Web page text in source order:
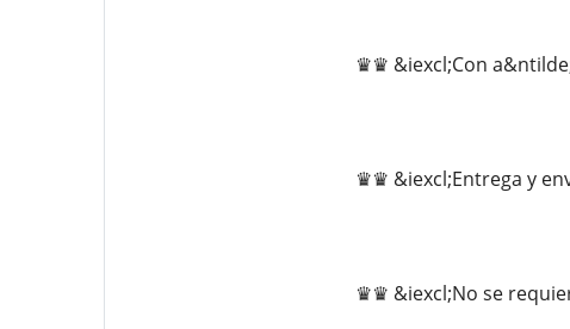
♛♛ &iexcl;Con
♛♛ &iexcl;Entrega y
♛♛ &iexcl;No se